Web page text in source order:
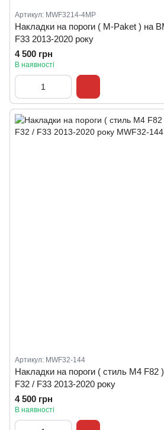
Артикул: MWF3214-4MP
Накладки на пороги ( M-Paket ) на
F33 2013-2020 року
4 500 грн
В наявності
Артикул: MWF32-144
Накладки на пороги ( стиль M4 F82
F32 / F33 2013-2020 року
4 500 грн
В наявності